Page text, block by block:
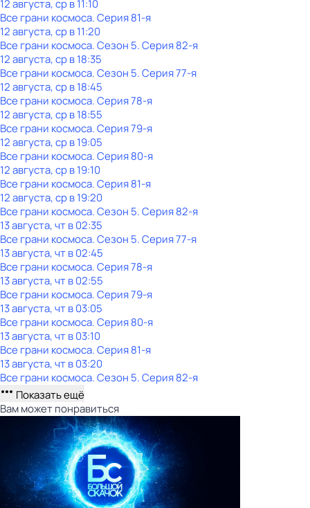
12 августа, ср в 11:10
Все грани космоса. Серия 81-я
12 августа, ср в 11:20
Все грани космоса. Сезон 5. Серия 82-я
12 августа, ср в 18:35
Все грани космоса. Сезон 5. Серия 77-я
12 августа, ср в 18:45
Все грани космоса. Серия 78-я
12 августа, ср в 18:55
Все грани космоса. Серия 79-я
12 августа, ср в 19:05
Все грани космоса. Серия 80-я
12 августа, ср в 19:10
Все грани космоса. Серия 81-я
12 августа, ср в 19:20
Все грани космоса. Сезон 5. Серия 82-я
13 августа, чт в 02:35
Все грани космоса. Сезон 5. Серия 77-я
13 августа, чт в 02:45
Все грани космоса. Серия 78-я
13 августа, чт в 02:55
Все грани космоса. Серия 79-я
13 августа, чт в 03:05
Все грани космоса. Серия 80-я
13 августа, чт в 03:10
Все грани космоса. Серия 81-я
13 августа, чт в 03:20
Все грани космоса. Сезон 5. Серия 82-я
Показать ещё
Вам может понравиться